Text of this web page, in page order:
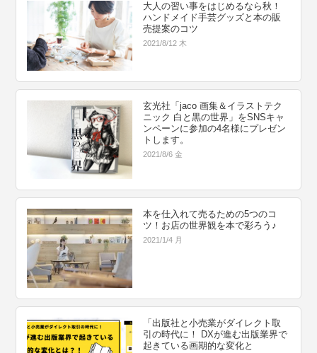
大人の習い事をはじめるなら秋！
ハンドメイド手芸グッズと本の販
売提案のコツ
2021/8/12 木
玄光社「jaco 画集＆イラストテク
ニック 白と黒の世界」をSNSキャ
ンペーンに参加の4名様にプレゼン
トします。
2021/8/6 金
本を仕入れて売るための5つのコ
ツ！お店の世界観を本で彩ろう♪
2021/1/4 月
「出版社と小売業がダイレクト取
引の時代に！ DXが進む出版業界で
起きている画期的な変化と